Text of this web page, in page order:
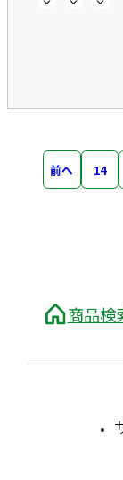
商品検
前へ 14